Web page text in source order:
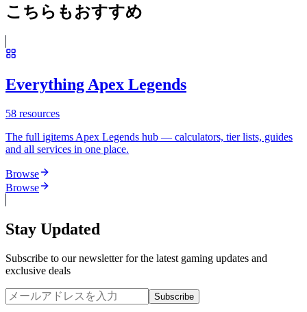
こちらもおすすめ
Everything Apex Legends
58 resources
The full igitems Apex Legends hub — calculators, tier lists, guides
and all services in one place.
Browse
Browse
Stay Updated
Subscribe to our newsletter for the latest gaming updates and
exclusive deals
Subscribe